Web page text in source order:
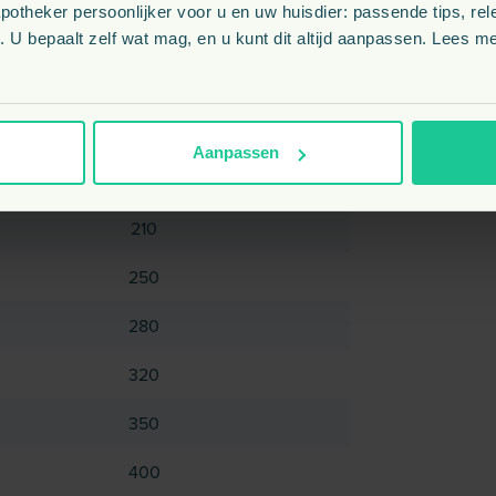
persoonlijker voor u en uw huisdier: passende tips,
U bepaalt zelf wat mag, en u kunt dit altijd aanpassen. Lees
Aanpassen
Gram per dag
130
170
210
250
280
320
350
400